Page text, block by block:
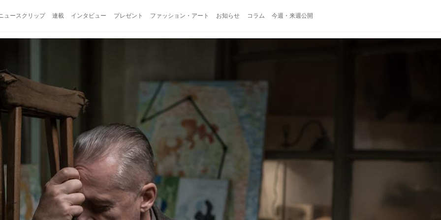
ュースクリップ 連載 インタビュー プレゼント ファッション・アート お知らせ コラム 今週・来週公開